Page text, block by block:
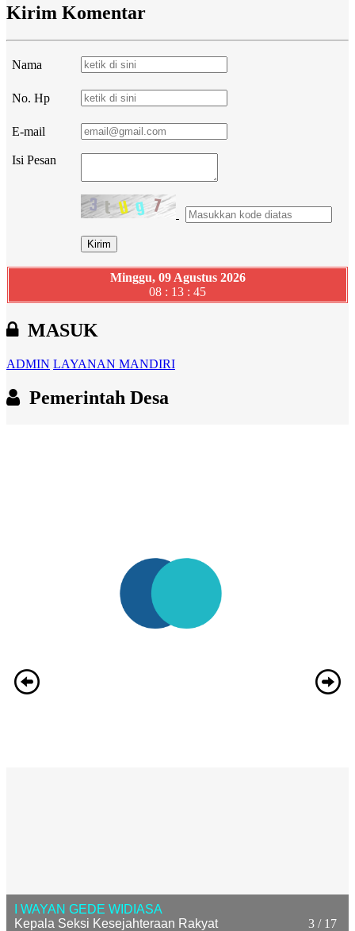
Kirim Komentar
Nama
No. Hp
E-mail
Isi Pesan
Minggu, 09 Agustus 2026
08 : 13 : 46
MASUK
ADMIN LAYANAN MANDIRI
Pemerintah Desa
3 / 17
I WAYAN GEDE WIDIASA
Kepala Seksi Kesejahteraan Rakyat